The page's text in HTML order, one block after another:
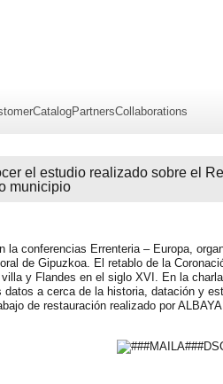
CatalogPartnersCollaborations
el estudio realizado sobre el
municipio
la conferencias Errenteria – Europa,
de Gipuzkoa. El retablo de la
y Flandes en el siglo XVI. En la
a cerca de la historia, datación y
de restauración realizado por